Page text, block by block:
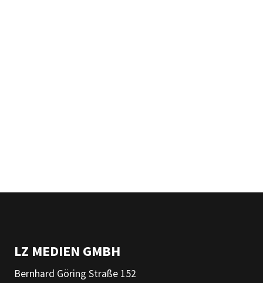
LZ MEDIEN GMBH
Bernhard Göring Straße 152